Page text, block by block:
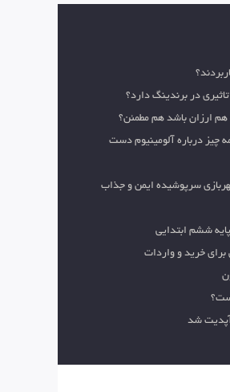
در برندینگ دارد؟
هم ارزان باشد هم مطمئن؟
چیز درباره آلومینیوم دست
سرپوشیده ایمن و جذاب
ششم ابتدایی
برای خرید و واردات
آپدیت شد